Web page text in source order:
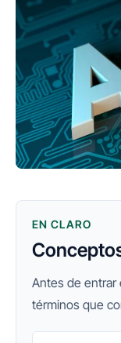
EN CLARO
Antes de entrar
términos que